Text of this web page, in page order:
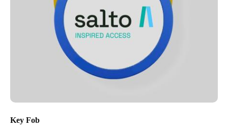
Key Fob